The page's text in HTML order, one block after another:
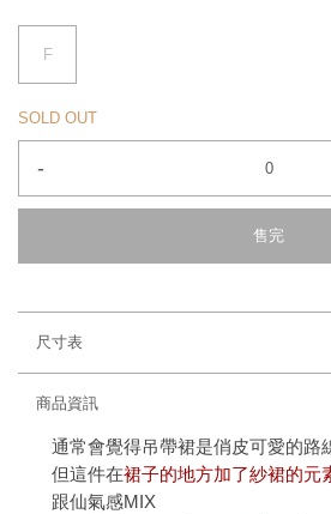
F
SOLD OUT
-
售完
尺寸表
商品資訊
通常會覺得吊帶裙是俏皮可愛的路
但這件在裙子的地方加了紗裙的元
跟仙氣感MIX